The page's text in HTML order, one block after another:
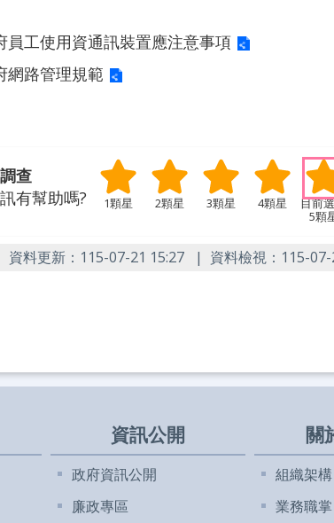
員工使用資通訊裝置應注意事項
網路管理規範
查
有幫助嗎?
1顆星 2顆星 3顆星
4顆星
5顆
資料更新： 115-07-21 15:27 資料檢視： 115-
資訊公開
政府資訊公開
廉政專區
關
組織架構
業務職掌